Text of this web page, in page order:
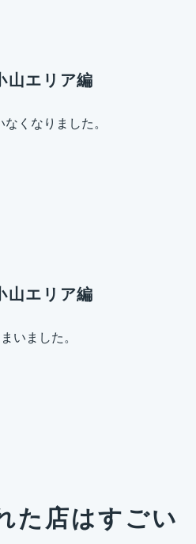
山エリア編
くなりました。
山エリア編
いました。
た店はすごい